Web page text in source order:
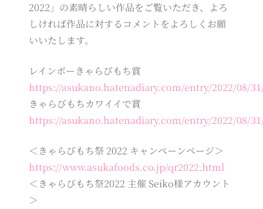
2022」の素晴らしい作品をご覧いただき、よろ
しければ作品に対するコメントをよろしくお願
いいたします。
レインボーきゃらびもち賞
https://asukano.hatenadiary.com/entry/2022/08/
きゃらびもちカワイイで賞
https://asukano.hatenadiary.com/entry/2022/08/
＜きゃらびもち祭 2022 キャンペーンページ＞
https://www.asukafoods.co.jp/qr2022.html
＜きゃらびもち祭2022 主催 Seiko様アカウント
＞